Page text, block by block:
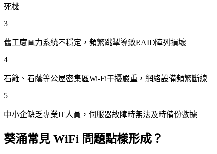
死機
3
舊工廈電力系統不穩定，頻繁跳掣導致RAID陣列損壞
4
石籬、石蔭等公屋密集區Wi-Fi干擾嚴重，網絡設備頻繁斷線
5
中小企缺乏專業IT人員，伺服器故障時無法及時備份數據
葵涌常見 WiFi 問題點樣形成？